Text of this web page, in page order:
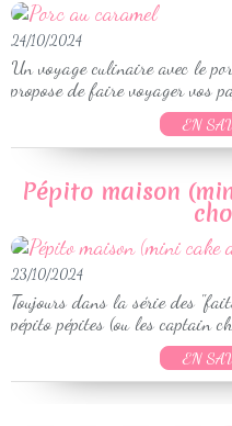
24/10/2024
Un voyage culinaire avec le
propose de faire voyager vos
EN
Pépito maison
23/10/2024
Toujours dans la série des
pépito pépites (ou les captain
EN